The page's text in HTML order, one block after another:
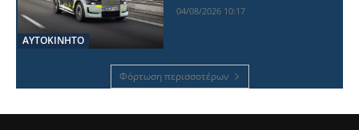
ΑΥΤΟΚΙΝΗΤΟ
04/08/2026 10:17
Φόρτωση περισσοτέρων